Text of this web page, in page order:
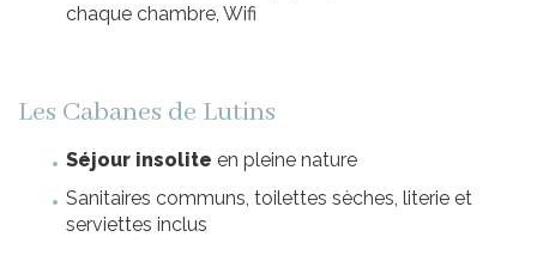
chaque chambre, Wifi
Les Cabanes de Lutins
Séjour insolite en pleine nature
Sanitaires communs, toilettes sèches, literie et
serviettes inclus